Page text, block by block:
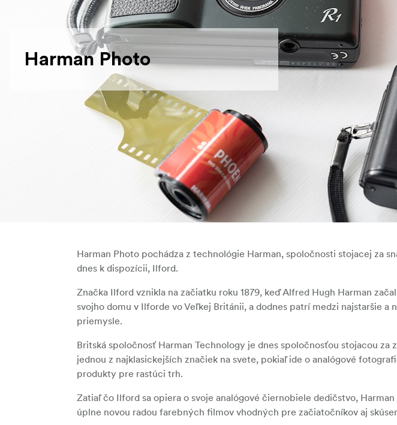
Harman Photo
Harman Photo pochádza z technológie Harman, spoločnosti stojacej za
dnes k dispozícii, Ilford.
Značka Ilford vznikla na začiatku roku 1879, keď Alfred Hugh Harman
svojho domu v Ilforde vo Veľkej Británii, a dodnes patrí medzi najstaršie a
priemysle.
Britská spoločnosť Harman Technology je dnes spoločnosťou stojacou
jednou z najklasickejších značiek na svete, pokiaľ ide o analógové
produkty pre rastúci trh.
Zatiaľ čo Ilford sa opiera o svoje analógové čiernobiele dedičstvo,
úplne novou radou farebných filmov vhodných pre začiatočníkov aj